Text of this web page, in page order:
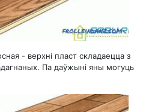
- верхні пласт складаецца з
Па даўжыні яны могуць